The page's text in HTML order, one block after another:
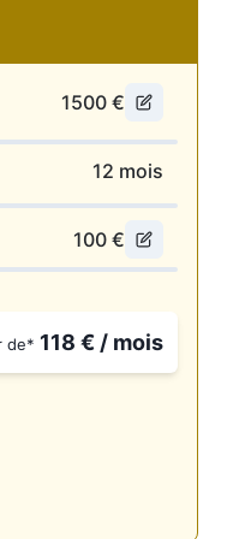
visite virtuelle et poser
1500 €
12 mois
100 €
de* 118 € / mois